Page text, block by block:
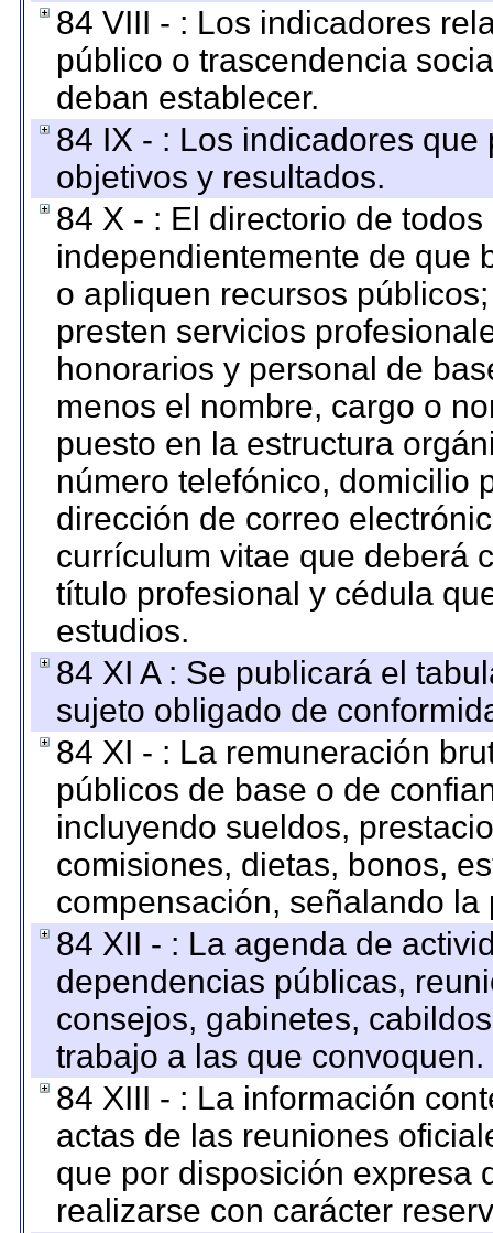
84 VIII - : Los indicadores
público o trascendencia
deban establecer.
84 IX - : Los indicadores
objetivos y resultados.
84 X - : El directorio de
independientemente de que
o apliquen recursos
presten servicios
honorarios y personal de
menos el nombre, cargo o
puesto en la estructura
número telefónico, domicilio
dirección de correo
currículum vitae que deberá
título profesional y cédula
estudios.
84 XI A : Se publicará el
sujeto obligado de
84 XI - : La remuneración
públicos de base o de
incluyendo sueldos,
comisiones, dietas, bonos,
compensación, señalando
84 XII - : La agenda de
dependencias públicas,
consejos, gabinetes,
trabajo a las que convoquen.
84 XIII - : La información
actas de las reuniones
que por disposición expresa
realizarse con carácter